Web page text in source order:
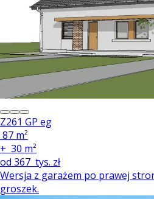
Z261 GP eg
87 m²
+ 30 m²
od 367 tys. zł
Wersja z garażem po prawej
groszek.